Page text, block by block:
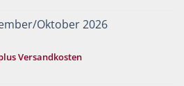
Oktober 2026
Versandkosten